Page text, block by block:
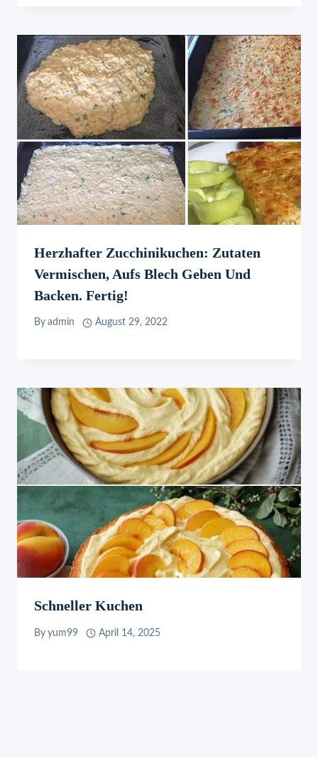
Herzhafter Zucchinikuchen: Zutaten
Vermischen, Aufs Blech Geben Und
Backen. Fertig!
By admin August 29, 2022
Schneller Kuchen
By yum99 April 14, 2025